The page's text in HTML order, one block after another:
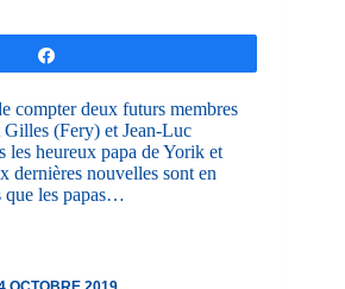
compter deux futurs membres
Gilles (Fery) et Jean-Luc
les heureux papa de Yorik et
dernières nouvelles sont en
que les papas…